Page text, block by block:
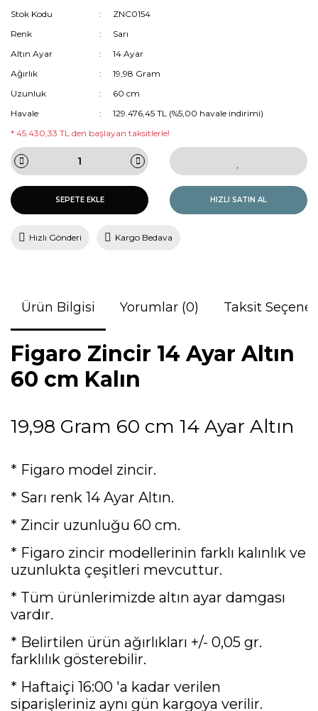
Stok Kodu
ZNC0154
Renk
Sarı
Altın Ayar
14 Ayar
Ağırlık
19,98 Gram
Uzunluk
60 cm
Havale
129.476,45 TL (%5,00 havale indirimi)
* 45.430,33 TL den başlayan taksitlerle!
SEPETE EKLE HIZLI SATIN AL
Hızlı Gönderi Kargo Bedava
Ürün Bilgisi Yorumlar (0) Taksit
Figaro Zincir 14 Ayar Altın
60 cm Kalın
19,98 Gram 60 cm 14 Ayar Altın
* Figaro model zincir.
* Sarı renk 14 Ayar Altın.
* Zincir uzunluğu 60 cm.
* Figaro zincir modellerinin farklı kalınlık ve
uzunlukta çeşitleri mevcuttur.
* Tüm ürünlerimizde altın ayar damgası
vardır.
* Belirtilen ürün ağırlıkları +/- 0,05 gr.
farklılık gösterebilir.
* Haftaiçi 16:00 'a kadar verilen
siparişleriniz aynı gün kargoya verilir.